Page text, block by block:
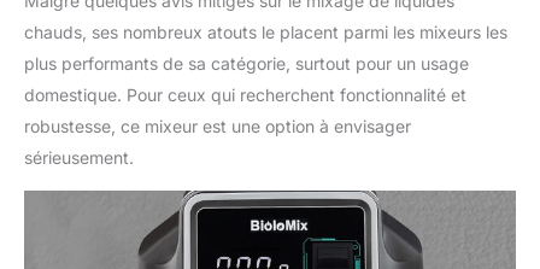
chauds, ses nombreux atouts le placent parmi les mixeurs les
plus performants de sa catégorie, surtout pour un usage
domestique. Pour ceux qui recherchent fonctionnalité et
robustesse, ce mixeur est une option à envisager
sérieusement.